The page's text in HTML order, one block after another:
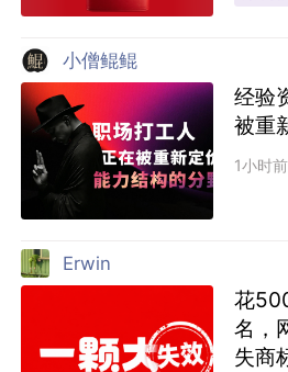
小僧鲲鲲
经验
被重
1小时前
Erwin
花
名，
失商